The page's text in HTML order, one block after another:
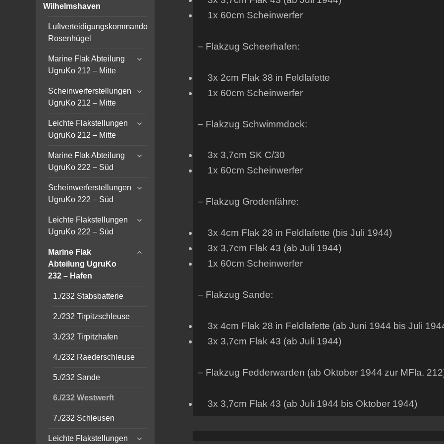
Wilhelmshaven
Luftverteidigungskommando
Rosenhügel
Marine Flak Abteilung
UgruKo 212 – Mitte
expand
Scheinwerferstellungen
UgruKo 212 – Mitte
expand
Leichte Flakstellungen
UgruKo 212 – Mitte
expand
Marine Flak Abteilung
UgruKo 222 – Süd
expand
Scheinwerferstellungen
UgruKo 222 – Süd
expand
Leichte Flakstellungen
UgruKo 222 – Süd
expand
Marine Flak
Abteilung UgruKo
232 – Hafen
expand
1./232 Stabsbatterie
2./232 Tirpitzschleuse
3./232 Tirpitzhafen
4./232 Raederschleuse
5./232 Sande
6./232 Westwerft
7./232 Schleusen
Leichte Flakstellungen
expand
1x 60cm Scheinwerfer
– Flakzug Scheerhafen:
3x 2cm Flak 38 in Feldlafette
1x 60cm Scheinwerfer
– Flakzug Schwimmdock:
3x 3,7cm SK C/30
1x 60cm Scheinwerfer
– Flakzug Grodenfähre:
3x 4cm Flak 28 in Feldlafette (bis Juli 1944)
3x 3,7cm Flak 43 (ab Juli 1944)
1x 60cm Scheinwerfer
– Flakzug Sande:
3x 4cm Flak 28 in Feldlafette (ab Juni 1944 bis Juli
3x 3,7cm Flak 43 (ab Juli 1944)
– Flakzug Fedderwarden (ab Oktober 1944 zur MFla.
3x 3,7cm Flak 43 (ab Juli 1944 bis Oktober 1944)